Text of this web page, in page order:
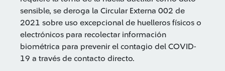
sensible, se deroga la Circular Externa 002 de
2021 sobre uso excepcional de huelleros físicos o
electrónicos para recolectar información
biométrica para prevenir el contagio del COVID-
19 a través de contacto directo.